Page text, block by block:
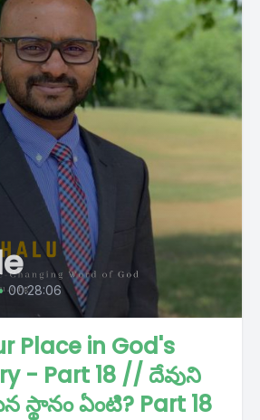
• 00:28:06
Place in God's
- Part 18 // దేవుని
స్థానం ఏంటి? Part 18